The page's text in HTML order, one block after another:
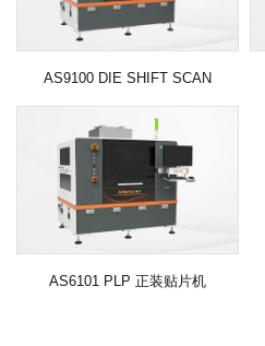
AS9100 DIE SHIFT SCAN
AS6101 PLP 正装贴片机